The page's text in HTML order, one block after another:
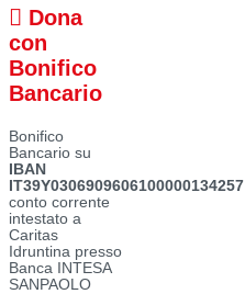
Dona
con
Bonifico
Bancario
Bonifico
Bancario su
IBAN
IT39Y0306909606100000134257
conto corrente
intestato a
Caritas
Idruntina presso
Banca INTESA
SANPAOLO